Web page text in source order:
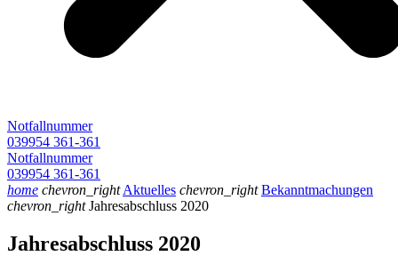
Notfallnummer
039954 361-361
Notfallnummer
039954 361-361
home chevron_right Aktuelles chevron_right Bekanntmachungen
chevron_right Jahresabschluss 2020
Jahresabschluss 2020